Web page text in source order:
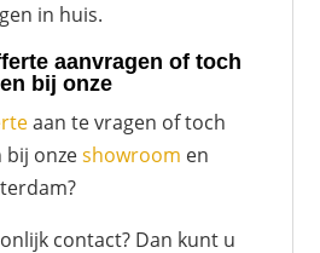
in huis.
aanvragen of toch
bij onze
aan te vragen of toch
bij onzeshowroom en
contact? Dan kunt u